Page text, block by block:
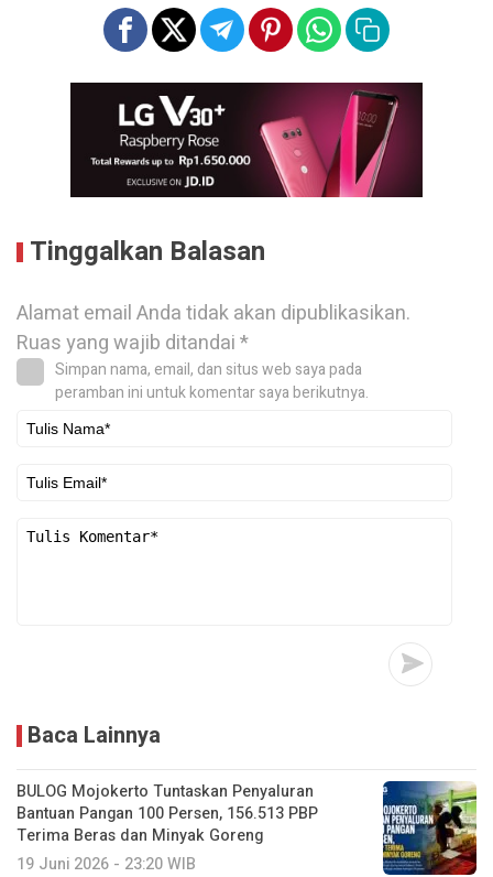
Tinggalkan Balasan
Alamat email Anda tidak akan dipublikasikan.
Ruas yang wajib ditandai*
Simpan nama, email, dan situs web saya pada
peramban ini untuk komentar saya berikutnya.
Baca Lainnya
BULOG Mojokerto Tuntaskan Penyaluran
Bantuan Pangan 100 Persen, 156.513 PBP
Terima Beras dan Minyak Goreng
19 Juni 2026 - 23:20 WIB